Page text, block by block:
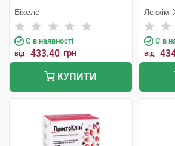
Біхелс
Є в наявності
від 433.40 грн
КУПИТИ
Лекхім-
Є в
від